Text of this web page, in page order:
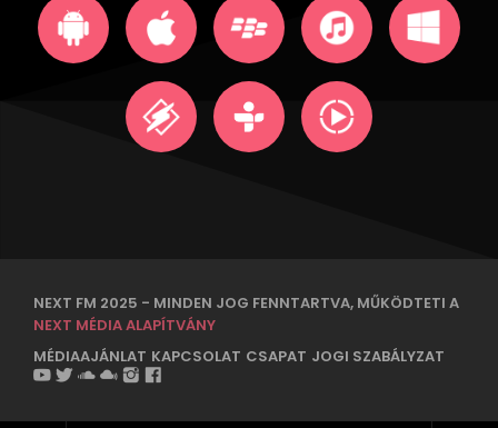
NEXT FM 2025 - MINDEN JOG FENNTARTVA, MŰKÖDTETI A
NEXT MÉDIA ALAPÍTVÁNY
MÉDIAAJÁNLAT KAPCSOLAT CSAPAT JOGI SZABÁLYZAT